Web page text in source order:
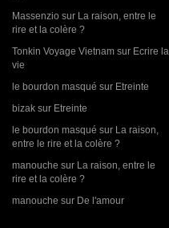
Massenzio sur La raison, entre le
rire et la colère ?
Tonkin Voyage Vietnam sur Ecrire la
vie
le bourdon masqué sur Etreinte
bizak sur Etreinte
le bourdon masqué sur La raison,
entre le rire et la colère ?
manouche sur La raison, entre le
rire et la colère ?
manouche sur De l'amour